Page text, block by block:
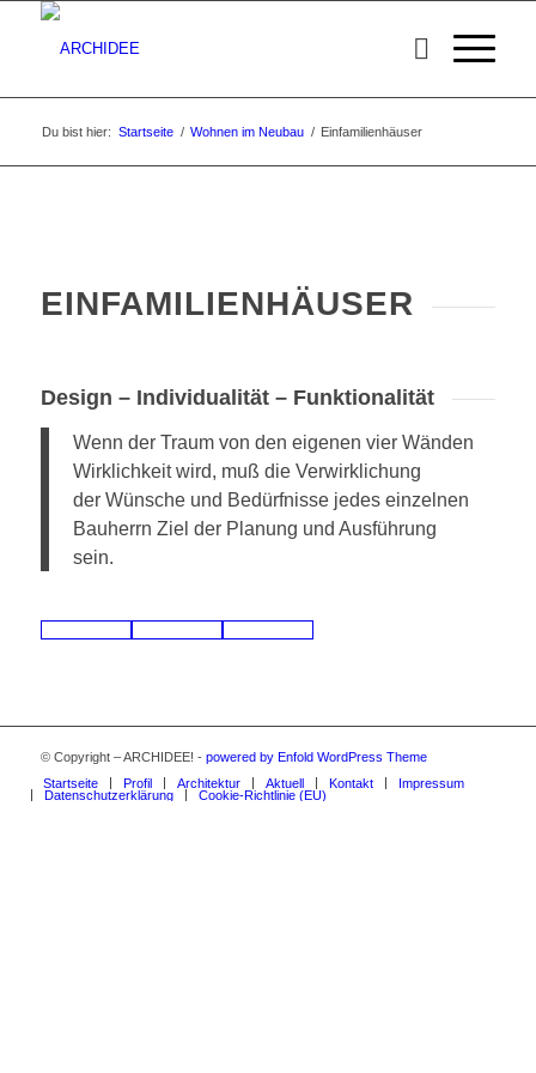
Du bist hier: Startseite / Wohnen im Neubau / Einfamilienhäuser
EINFAMILIENHÄUSER
Design – Individualität – Funktionalität
Wenn der Traum von den eigenen vier Wänden
Wirklichkeit wird, muß die Verwirklichung
der Wünsche und Bedürfnisse jedes einzelnen
Bauherrn Ziel der Planung und Ausführung
sein.
© Copyright – ARCHIDEE! - powered by Enfold WordPress Theme
Startseite
Profil Architektur Aktuell Kontakt
Impressum
Datenschutzerklärung
Cookie-Richtlinie (EU)